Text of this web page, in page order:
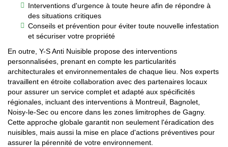
Interventions d'urgence à toute heure afin de répondre à
des situations critiques
Conseils et prévention pour éviter toute nouvelle infestation
et sécuriser votre propriété
En outre, Y-S Anti Nuisible propose des interventions
personnalisées, prenant en compte les particularités
architecturales et environnementales de chaque lieu. Nos experts
travaillent en étroite collaboration avec des partenaires locaux
pour assurer un service complet et adapté aux spécificités
régionales, incluant des interventions à Montreuil, Bagnolet,
Noisy-le-Sec ou encore dans les zones limitrophes de Gagny.
Cette approche globale garantit non seulement l'éradication des
nuisibles, mais aussi la mise en place d'actions préventives pour
assurer la pérennité de votre environnement.